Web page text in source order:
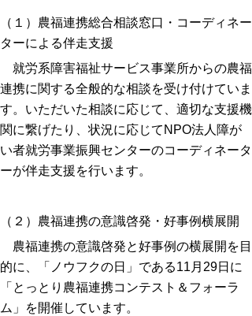
（１）農福連携総合相談窓口・コーディネー
ターによる伴走支援
就労系障害福祉サービス事業所からの農福
連携に関する全般的な相談を受け付けていま
す。いただいた相談に応じて、適切な支援機
関に繋げたり、状況に応じて NPO法人障が
い者就労事業振興センターのコーディネータ
ーが伴走支援を行います。
（２）農福連携の意識啓発・好事例横展開
農福連携の意識啓発と好事例の横展開を目
的に、「ノウフクの日」である11月29日 に
「とっとり農福連携コンテスト＆フォーラ
ム」を開催しています。